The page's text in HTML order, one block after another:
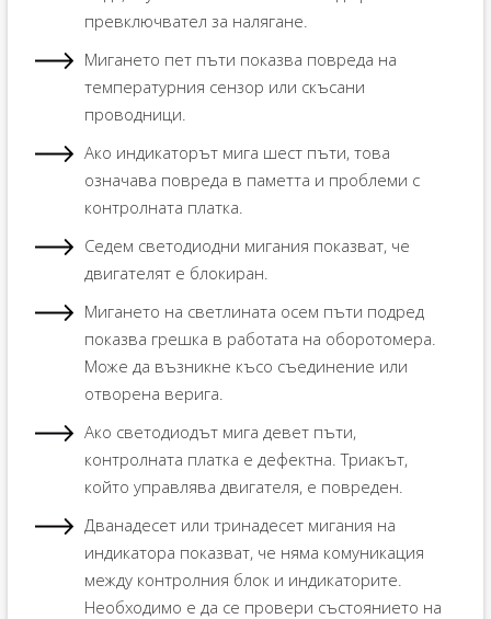
превключвател за налягане.
Мигането пет пъти показва повреда на
температурния сензор или скъсани
проводници.
Ако индикаторът мига шест пъти, това
означава повреда в паметта и проблеми с
контролната платка.
Седем светодиодни мигания показват, че
двигателят е блокиран.
Мигането на светлината осем пъти подред
показва грешка в работата на оборотомера.
Може да възникне късо съединение или
отворена верига.
Ако светодиодът мига девет пъти,
контролната платка е дефектна. Триакът,
който управлява двигателя, е повреден.
Дванадесет или тринадесет мигания на
индикатора показват, че няма комуникация
между контролния блок и индикаторите.
Необходимо е да се провери състоянието на